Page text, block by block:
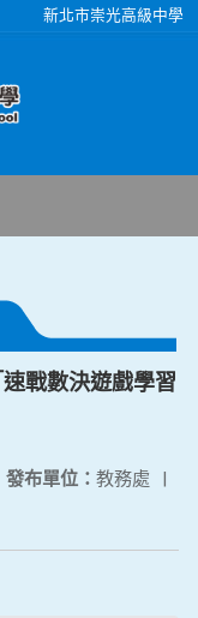
新北市崇光高級中學
戰數決遊戲學習
發布單位： 教務處 |